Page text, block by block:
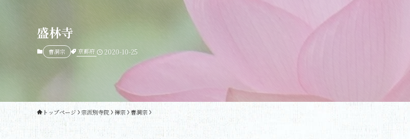
盛林寺
曹洞宗 京都府 2020-10-25
トップページ 宗派別寺院 禅宗 曹洞宗